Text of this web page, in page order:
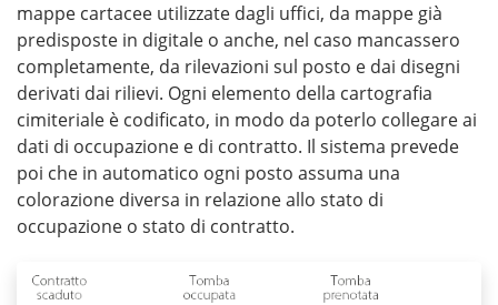
mappe cartacee utilizzate dagli uffici, da mappe già
predisposte in digitale o anche, nel caso mancassero
completamente, da rilevazioni sul posto e dai disegni
derivati dai rilievi. Ogni elemento della cartografia
cimiteriale è codificato, in modo da poterlo collegare ai
dati di occupazione e di contratto. Il sistema prevede
poi che in automatico ogni posto assuma una
colorazione diversa in relazione allo stato di
occupazione o stato di contratto.